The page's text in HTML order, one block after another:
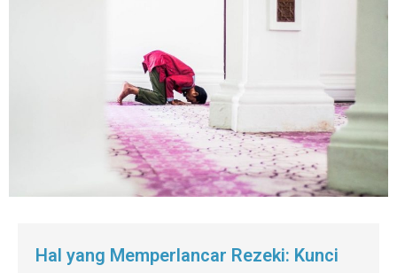
Hal yang Memperlancar Rezeki: Kunci